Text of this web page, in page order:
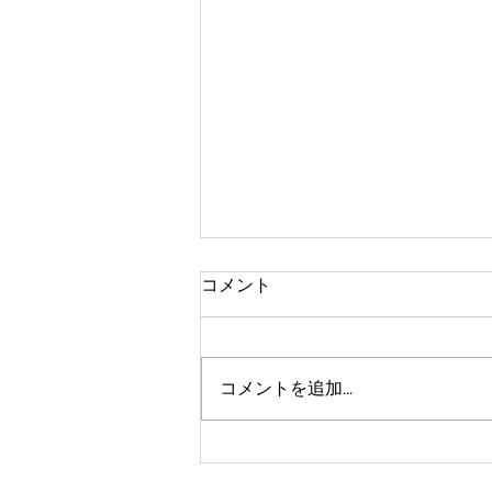
午後は会議
コメント
コメントを追加…